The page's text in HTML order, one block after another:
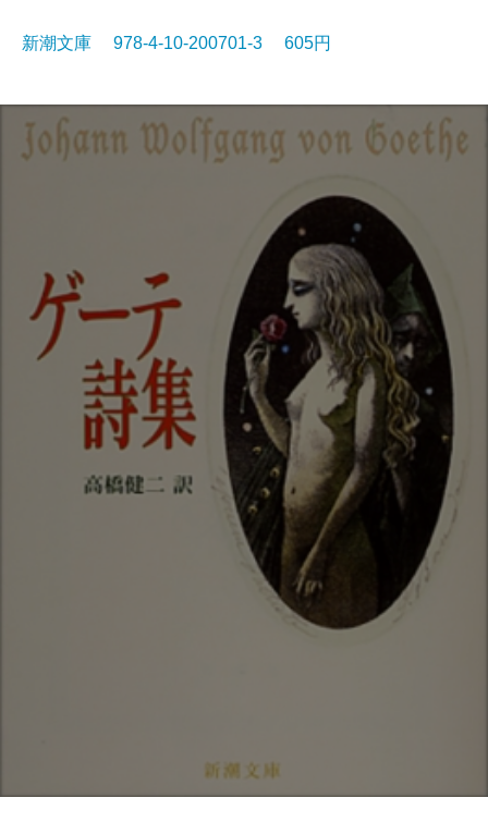
新潮文庫 978-4-10-200701-3 605円